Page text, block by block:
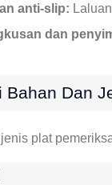
anti-slip:
dan
Bahan Dan
plat